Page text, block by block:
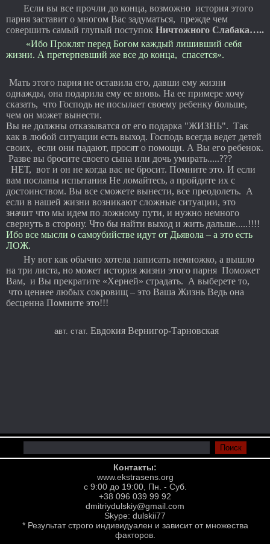
Если вы все прочли до конца, возможно история этого
парня заставит о многом Вас задуматься, прежде чем
совершить самый глупый поступок Ничтожного Слабака…..
«Ибо Проклят перед Богом каждый лишивший себя
жизни. А претерпевший же все до конца, спасется».
Мать этого парня не оставила его, давши ему жизни
однажды, она подарила ему ее вновь. На ее примере хочу
сказать, что Господь не посылает своему ребенку больше,
чем он может вынести.
Вы не должны отказыватся от его подарка "ЖИЗНЬ". Так
как в любой ситуации есть выход. Господь всегда ведет детей
своих, если они падают, просят о помощи. А Вы его ребенок.
Разве вы бросите своего сына или дочь умирать.....???
НЕТ, вот и он не когда вас не бросит. Помните это. И если
вам посланы испытания Не ломайтесь, а пройдите их с
достоинством. Вы все сможете вынести, все преодолеть. А
если в нашей жизни возникают сложные ситуации, это
значит что мы идем по ложному пути, и нужно немного
свернуть в сторону. Что бы найти выход и жить дальше.....!!!!
Ибо все мысли о самоубийстве идут от Дьявола – а это есть
ЛОЖ.
Ну вот как обычно хотела написать немножко, а вышло
на три листа, но может история жизни этого парня Поможет
Вам, и Вы прекратите «Херней» страдать. А выберете то,
что ценнее любых сокровищ – это Ваша Жизнь Ведь она
бесценна Помните это!!!
авт. стат. Евдокия Вернигор-Тарновская
Контакты:
www.ekstrasens.org
с 9:00 до 19:00, Пн. - Суб.
+38 096 039 99 92
dmitriydulskiy@gmail.com
Skype: dulskii77
* Результат строго индивидуален и зависит от множества
факторов.